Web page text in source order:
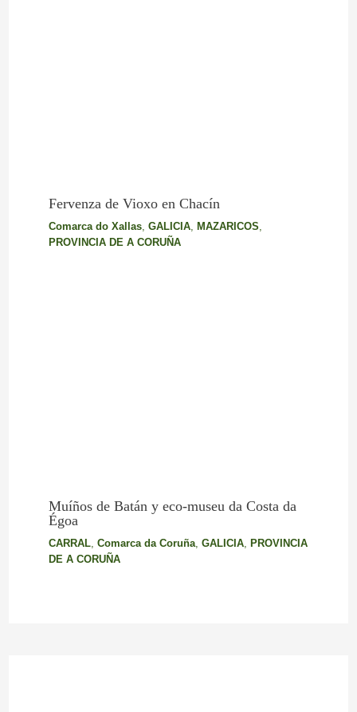
Fervenza de Vioxo en Chacín
Comarca do Xallas, GALICIA, MAZARICOS,
PROVINCIA DE A CORUÑA
Muíños de Batán y eco-museu da Costa da
Égoa
CARRAL, Comarca da Coruña, GALICIA, PROVINCIA
DE A CORUÑA